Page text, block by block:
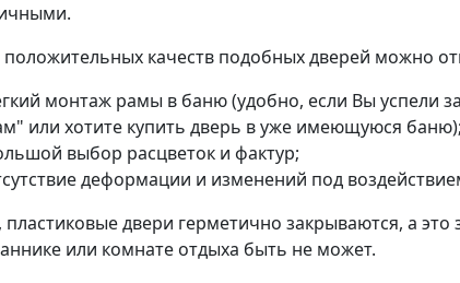
положительных качеств подобных дверей можно
монтаж рамы в баню (удобно, если Вы успели
или хотите купить дверь в уже имеющуюся баню);
выбор расцветок и фактур;
деформации и изменений под
пластиковые двери герметично закрываются, а это
или комнате отдыха быть не может.